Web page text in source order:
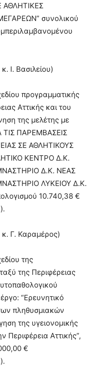
ΑΘΛΗΤΙΚΕΣ
συνολικού
Ι. Βασιλείου)
προγραμματικής
Αττικής και του
της μελέτης με
ΤΙΣ ΠΑΡΕΜΒΑΣΕΙΣ
ΣΕ ΑΘΛΗΤΙΚΟΥΣ
ΚΕΝΤΡΟ Δ.Κ.
Δ.Κ. ΝΕΑΣ
ΛΥΚΕΙΟΥ Δ.Κ.
10.740,38 €
κ. Γ. Καραμέρος)
της
της Περιφέρειας
“Ερευνητικό
πληθυσμιακών
της υγειονομικής
Περιφέρεια Αττικής”,
€